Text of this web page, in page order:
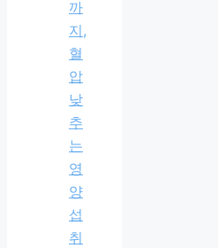
까
지,
혈
압
낮
추
는
영
양
섭
취